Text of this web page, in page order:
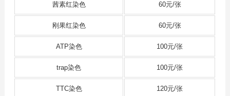
茜素红染色 60元/张
刚果红染色 60元/张
ATP染色 100元/张
trap染色 100元/张
TTC染色 120元/张